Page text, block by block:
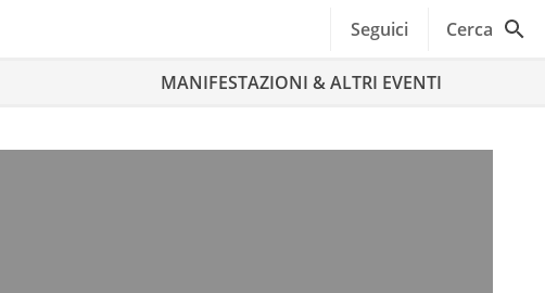
Seguici Cerca
MANIFESTAZIONI & ALTRI EVENTI